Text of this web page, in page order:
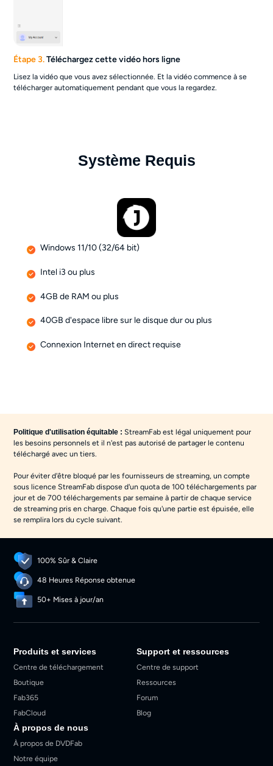
Étape 3.Téléchargez cette vidéo hors ligne
Lisez la vidéo que vous avez sélectionnée. Et la vidéo commence à se
télécharger automatiquement pendant que vous la regardez.
Système Requis
Windows 11/10 (32/64 bit)
Intel i3 ou plus
4GB de RAM ou plus
40GB d'espace libre sur le disque dur ou plus
Connexion Internet en direct requise
Politique d'utilisation équitable :StreamFab est légal uniquement pour
les besoins personnels et il n'est pas autorisé de partager le contenu
téléchargé avec un tiers.
Pour éviter d'être bloqué par les fournisseurs de streaming, un compte
sous licence StreamFab dispose d'un quota de 100 téléchargements par
jour et de 700 téléchargements par semaine à partir de chaque service
de streaming pris en charge. Chaque fois qu'une partie est épuisée, elle
se remplira lors du cycle suivant.
100% Sûr & Claire
48 Heures Réponse obtenue
50+ Mises à jour/an
Produits et services
Centre de téléchargement
Boutique
Fab365
FabCloud
Support et ressources
Centre de support
Ressources
Forum
Blog
À propos de nous
À propos de DVDFab
Notre équipe